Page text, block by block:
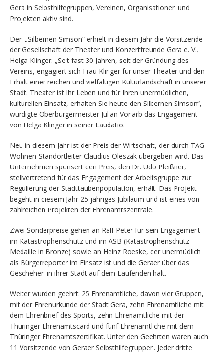
Gera in Selbsthilfegruppen, Vereinen, Organisationen und
Projekten aktiv sind.
Den „Silbernen Simson“ erhielt in diesem Jahr die Vorsitzende
der Gesellschaft der Theater und Konzertfreunde Gera e. V.,
Helga Klinger. „Seit fast 30 Jahren, seit der Gründung des
Vereins, engagiert sich Frau Klinger für unser Theater und den
Erhalt einer reichen und vielfältigen Kulturlandschaft in unserer
Stadt. Theater ist Ihr Leben und für Ihren unermüdlichen,
kulturellen Einsatz, erhalten Sie heute den Silbernen Simson“,
würdigte Oberbürgermeister Julian Vonarb das Engagement
von Helga Klinger in seiner Laudatio.
Neu in diesem Jahr ist der Preis der Wirtschaft, der durch TAG
Wohnen-Standortleiter Claudius Oleszak übergeben wird. Das
Unternehmen sponsert den Preis, den Dr. Udo Pleißner,
stellvertretend für das Engagement der Arbeitsgruppe zur
Regulierung der Stadttaubenpopulation, erhält. Das Projekt
begeht in diesem Jahr 25-jähriges Jubiläum und ist eines von
zahlreichen Projekten der Ehrenamtszentrale.
Zwei Sonderpreise gehen an Ralf Peter für sein Engagement
im Katastrophenschutz und im ASB (Katastrophenschutz-
Medaille in Bronze) sowie an Heinz Roeske, der unermüdlich
als Bürgerreporter im Einsatz ist und die Geraer über das
Geschehen in ihrer Stadt auf dem Laufenden hält.
Weiter wurden geehrt: 25 Ehrenamtliche, davon vier Gruppen,
mit der Ehrenurkunde der Stadt Gera, zehn Ehrenamtliche mit
dem Ehrenbrief des Sports, zehn Ehrenamtliche mit der
Thüringer Ehrenamtscard und fünf Ehrenamtliche mit dem
Thüringer Ehrenamtszertifikat. Unter den Geehrten waren auch
11 Vorsitzende von Geraer Selbsthilfegruppen. Jeder dritte